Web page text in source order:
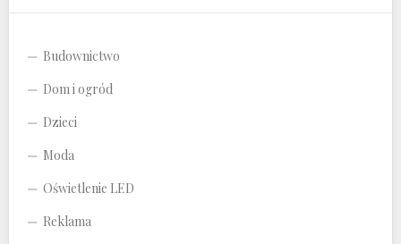
Budownictwo
Dom i ogród
Dzieci
Moda
Oświetlenie LED
Reklama